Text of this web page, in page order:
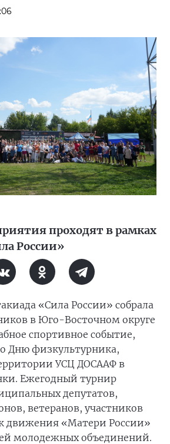
проходят в рамках
России»
«Сила России» собрала
в Юго-Восточном округе
спортивное событие,
Дню физкультурника,
УСЦ ДОСААФ в
Ежегодный турнир
депутатов,
ветеранов, участников
движения «Матери России»
молодежных объединений.